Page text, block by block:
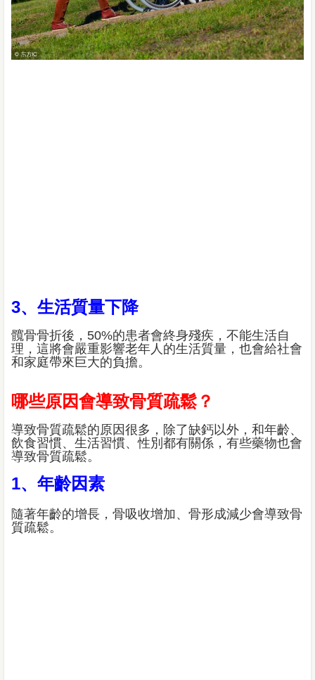
3、生活質量下降
髖骨骨折後，50%的患者會終身殘疾，不能生活自
理，這將會嚴重影響老年人的生活質量，也會給社會
和家庭帶來巨大的負擔。
哪些原因會導致骨質疏鬆？
導致骨質疏鬆的原因很多，除了缺鈣以外，和年齡、
飲食習慣、生活習慣、性別都有關係，有些藥物也會
導致骨質疏鬆。
1、年齡因素
隨著年齡的增長，骨吸收增加、骨形成減少會導致骨
質疏鬆。